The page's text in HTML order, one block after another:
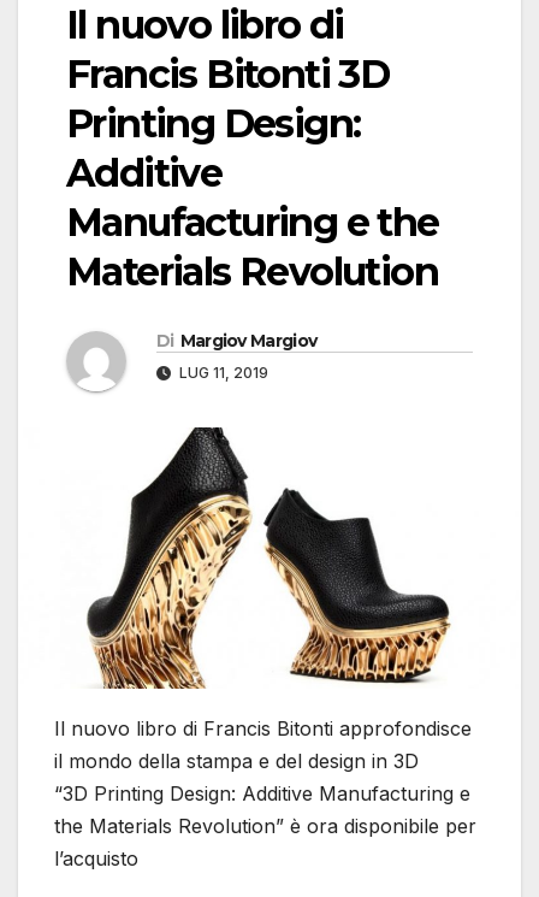
Il nuovo libro di
Francis Bitonti 3D
Printing Design:
Additive
Manufacturing e the
Materials Revolution
Di Margiov Margiov
LUG 11, 2019
Il nuovo libro di Francis Bitonti approfondisce
il mondo della stampa e del design in 3D
“3D Printing Design: Additive Manufacturing e
the Materials Revolution” è ora disponibile per
l’acquisto